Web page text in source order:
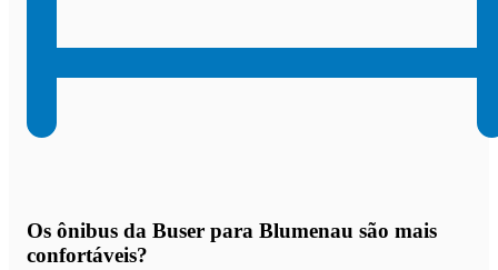
Os ônibus da Buser para Blumenau são mais
confortáveis?